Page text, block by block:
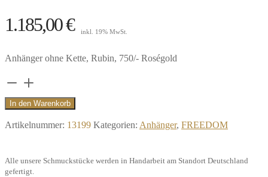
1.185,00€ inkl. 19% MwSt.
Anhänger ohne Kette, Rubin, 750/- Roségold
Anhänger
Seestern,
750/-
Menge
In den Warenkorb
Artikelnummer: 13199 Kategorien: Anhänger, FREEDOM
Alle unsere Schmuckstücke werden in Handarbeit am Standort Deutschland
gefertigt.